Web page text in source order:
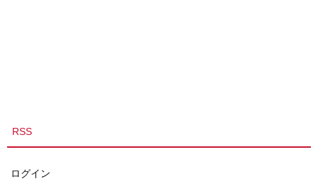
RSS
ログイン